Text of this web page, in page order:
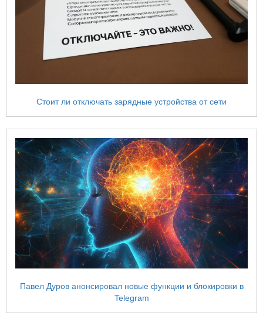
Стоит ли отключать зарядные устройства от сети
Павел Дуров анонсировал новые функции и блокировки в
Telegram